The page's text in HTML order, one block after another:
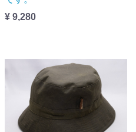
¥ 9,280